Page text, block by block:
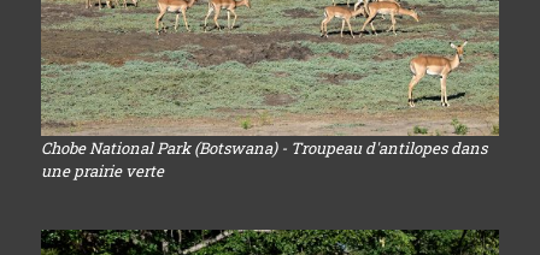
Chobe National Park (Botswana) - Troupeau d'antilopes dans
une prairie verte